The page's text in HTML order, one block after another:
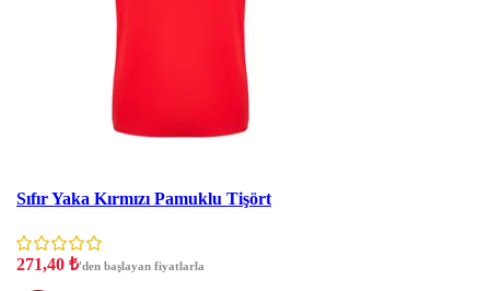
Sıfır Yaka Kırmızı Pamuklu Tişört
271,40 ₺'den başlayan fiyatlarla